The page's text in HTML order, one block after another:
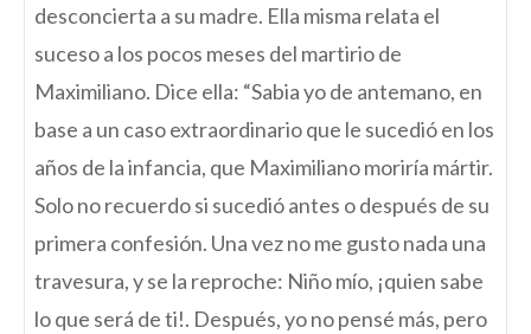
desconcierta a su madre. Ella misma relata el
suceso a los pocos meses del martirio de
Maximiliano. Dice ella: “Sabia yo de antemano, en
base a un caso extraordinario que le sucedió en los
años de la infancia, que Maximiliano moriría mártir.
Solo no recuerdo si sucedió antes o después de su
primera confesión. Una vez no me gusto nada una
travesura, y se la reproche: Niño mío, ¡quien sabe
lo que será de ti!. Después, yo no pensé más, pero